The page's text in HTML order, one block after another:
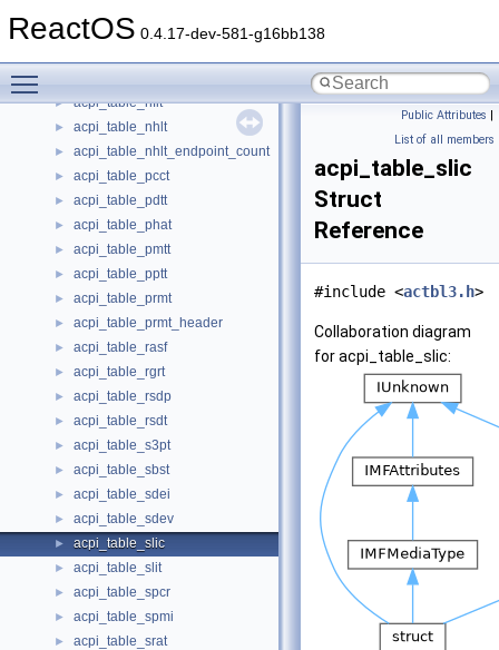
ReactOS 0.4.17-dev-581-g16bb138
► acpi_table_mpst
► acpi_table_nfit
► acpi_table_nhlt
► acpi_table_nhlt_endpoint_count
► acpi_table_pcct
► acpi_table_pdtt
► acpi_table_phat
► acpi_table_pmtt
► acpi_table_pptt
► acpi_table_prmt
► acpi_table_prmt_header
► acpi_table_rasf
► acpi_table_rgrt
► acpi_table_rsdp
► acpi_table_rsdt
► acpi_table_s3pt
► acpi_table_sbst
► acpi_table_sdei
► acpi_table_sdev
► acpi_table_slic
► acpi_table_slit
► acpi_table_spcr
► acpi_table_spmi
► acpi_table_srat
Public Attributes |
List of all members
acpi_table_slic
Struct
Reference
#include <actbl3.h>
Collaboration diagram
for acpi_table_slic: